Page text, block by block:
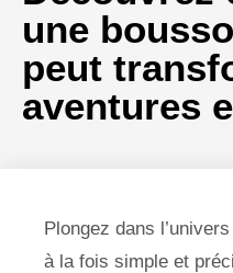
une
peut
aventures
Plongez dans
à la fois simple et